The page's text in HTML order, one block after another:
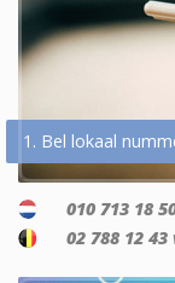
1. Bel lokaal
010 713 18
02 788 12 43